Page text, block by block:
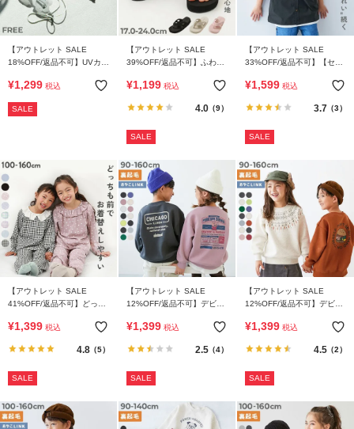
【アウトレット SALE
18%OFF/返品不可】UVカッ
コード付き キッズファッシ
¥1,299 税込
SALE
【アウトレット SALE
39%OFF/返品不可】ふわも
サンダル
¥1,199 税込
4.0（9）
SALE
【アウトレット SALE
33%OFF/返品不可】【セッ
にくい カーゴポケット ノー
¥1,599 税込
3.7（3）
SALE
【アウトレット SALE
41%OFF/返品不可】どっち
¥1,399 税込
4.8（5）
SALE
【アウトレット SALE
12%OFF/返品不可】デビラ
エットトレーナー
¥1,399 税込
2.5（4）
SALE
【アウトレット SALE
12%OFF/返品不可】デビラ
ルエット トレーナー
¥1,399 税込
4.5（2）
SALE